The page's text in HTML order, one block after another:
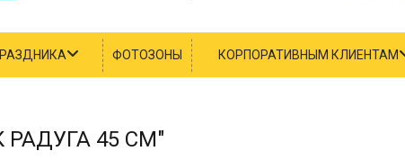
ФОТОЗОНЫ КОРПОРАТИВНЫМ КЛИЕНТАМ
45 СМ"